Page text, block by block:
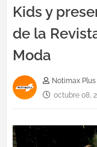
Kids y
de la
Moda
Notimax Plus
octubre 08,